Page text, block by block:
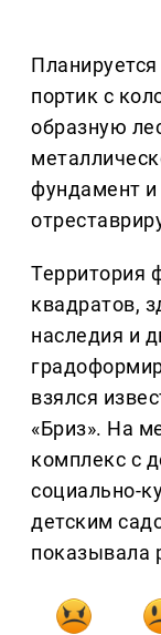
портик с
образную
фундамент
Территория
квадратов,
наследия и
взялся
«Бриз». На
комплекс с
социально-
детским
показывала